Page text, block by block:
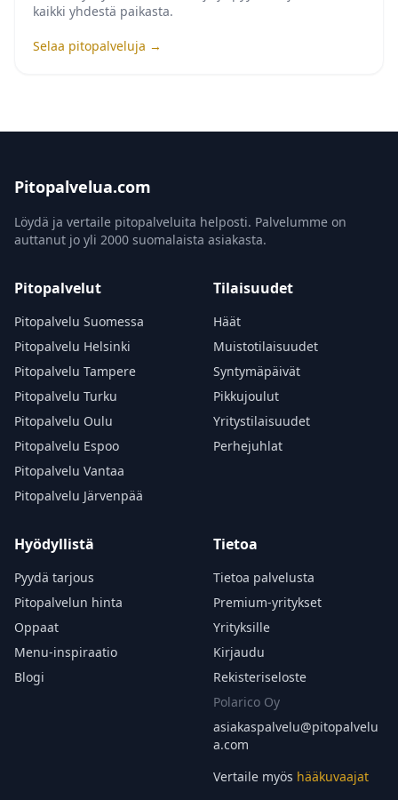
kaikki yhdestä paikasta.
Selaa pitopalveluja →
Pitopalvelua.com
Löydä ja vertaile pitopalveluita helposti. Palvelumme on
auttanut jo yli 2000 suomalaista asiakasta.
Pitopalvelut
Pitopalvelu Suomessa
Pitopalvelu Helsinki
Pitopalvelu Tampere
Pitopalvelu Turku
Pitopalvelu Oulu
Pitopalvelu Espoo
Pitopalvelu Vantaa
Pitopalvelu Järvenpää
Tilaisuudet
Häät
Muistotilaisuudet
Syntymäpäivät
Pikkujoulut
Yritystilaisuudet
Perhejuhlat
Hyödyllistä
Pyydä tarjous
Pitopalvelun hinta
Oppaat
Menu-inspiraatio
Blogi
Tietoa
Tietoa palvelusta
Premium-yritykset
Yrityksille
Kirjaudu
Rekisteriseloste
Polarico Oy
asiakaspalvelu@pitopalvelu
a.com
Vertaile myös hääkuvaajat